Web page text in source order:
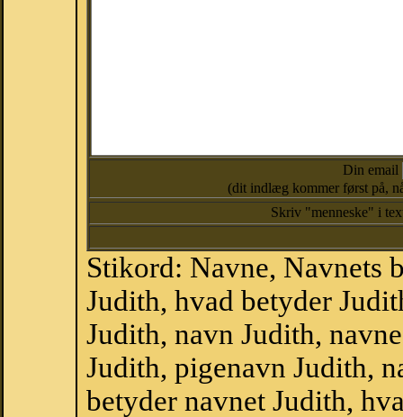
Din email
(dit indlæg kommer først på,
Skriv "menneske" i
Stikord: Navne, Navnets
Judith, hvad betyder
Judith, navn Judith,
Judith, pigenavn Judith,
betyder navnet Judith,